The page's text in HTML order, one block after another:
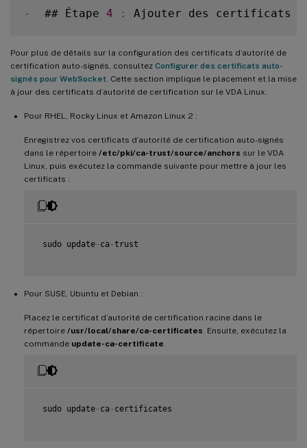
-
  ## Étape
4 : Ajouter des certificats
Pour plus de détails sur la configuration des certificats d’autorité de
certification auto-signés, consultez Configurer des certificats auto-
signés pour WebSocket . Cette section implique le placement et la mise
à jour des certificats d’autorité de certification sur le VDA Linux.
Pour RHEL, Rocky Linux et Amazon Linux 2 :
Enregistrez vos certificats d’autorité de certification auto-signés
dans le répertoire /etc/pki/ca-trust/source/anchors sur le VDA
Linux, puis exécutez la commande suivante pour mettre à jour les
certificats :
sudo update- ca-trust
Pour SUSE, Ubuntu et Debian :
Placez le certificat d’autorité de certification racine dans le
répertoire /usr/local/share/ca-certificates . Ensuite, exécutez la
commande update-ca-certificate
sudo update- ca- certificates